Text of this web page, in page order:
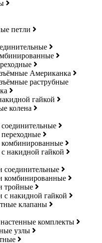
петли
Американка
раструбные
гайкой
колена
накидной гайкой
соединительные
комбинированные
тройные
с накидной гайкой
клапаны
комплекты
узлы